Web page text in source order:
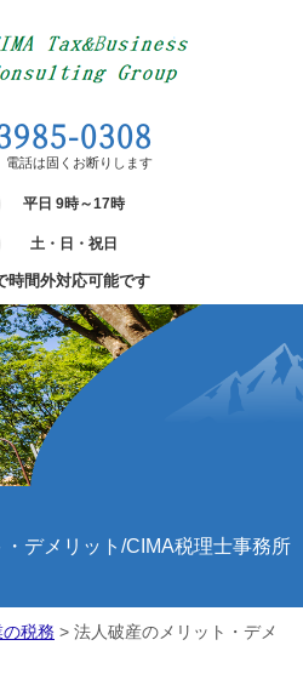
0308
電話は固くお断りします
平日 9時～17時
土・日・祝日
時間外対応可能です
デメリット/CIMA税理士事務所
税務 > 法人破産のメリット・デメ